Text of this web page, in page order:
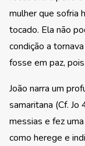
mulher que sofria
tocado. Ela não
condição a
fosse em paz,
João narra um
samaritana (Cf.
messias e fez
como herege e